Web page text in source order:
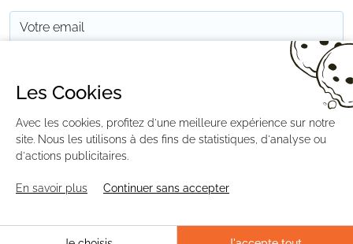
CONTACTEZ-NOUS PAIEMENT LIVRAISON
RÉTRACTATION
MENTIONS LÉGALES
CGV RGPD BLOG
GESTION DES COOKIES
PLAN DU SITE
AGENCE CREABILIS ©2026 DISTRIPOOL.FR
Les Cookies
Avec les cookies, profitez d'une meilleure expérience sur notre
site. Nous les utilisons à des fins de statistiques, d'analyse ou
d'actions publicitaires.
En savoir plus Continuer sans accepter